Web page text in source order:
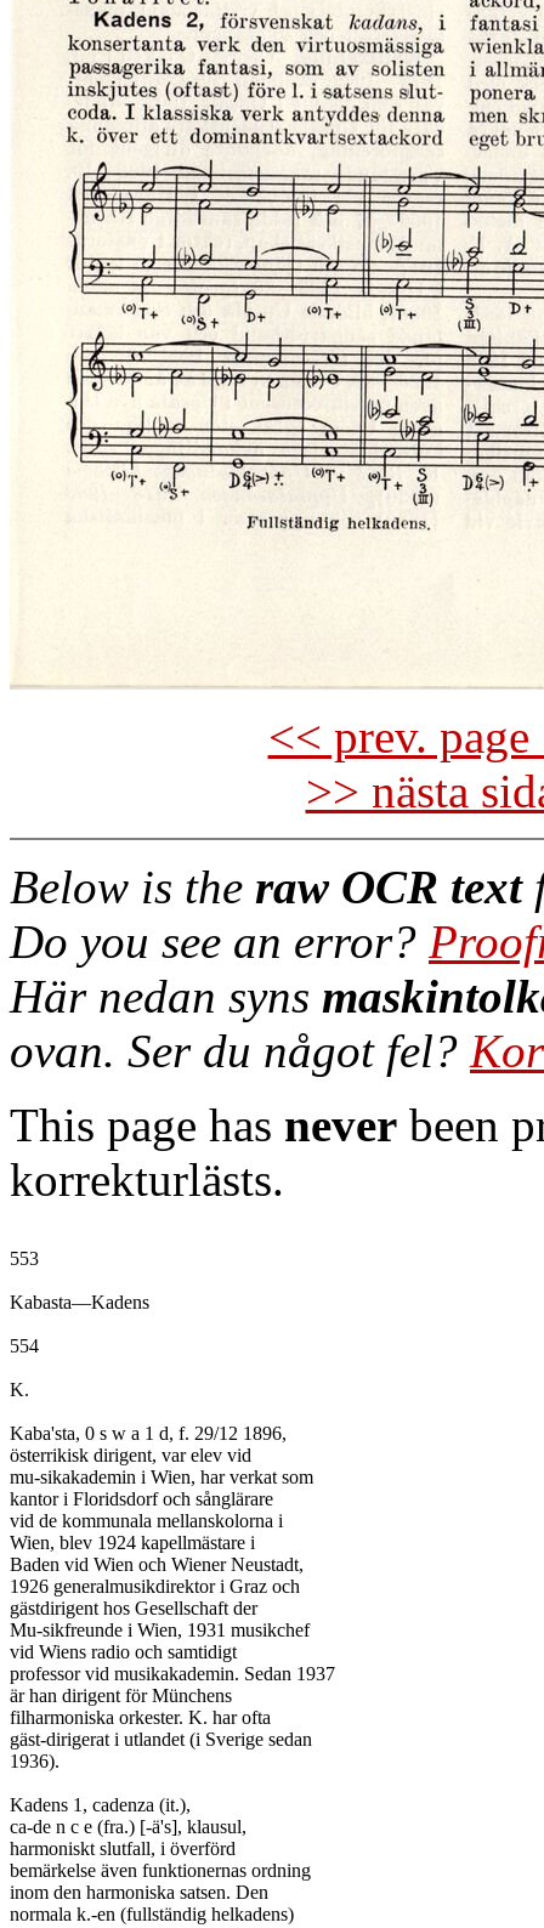
<< prev.
>> nästa
Below is the raw OCR text
Do you see an error?
Här nedan syns
ovan. Ser du något fel?
This page has never been
korrekturlästs.
553
Kabasta—Kadens
554
K.
Kaba'sta, 0 s w a 1 d, f. 29/12 1896,
österrikisk dirigent, var elev vid
mu-sikakademin i Wien, har verkat som
kantor i Floridsdorf och sånglärare
vid de kommunala mellanskolorna i
Wien, blev 1924 kapellmästare i
Baden vid Wien och Wiener Neustadt,
1926 generalmusikdirektor i Graz och
gästdirigent hos Gesellschaft der
Mu-sikfreunde i Wien, 1931 musikchef
vid Wiens radio och samtidigt
professor vid musikakademin. Sedan 1937
är han dirigent för Münchens
filharmoniska orkester. K. har ofta
gäst-dirigerat i utlandet (i Sverige sedan
1936).
Kadens 1, cadenza (it.),
ca-de n c e (fra.) [-ä's], klausul,
harmoniskt slutfall, i överförd
bemärkelse även funktionernas ordning
inom den harmoniska satsen. Den
normala k.-en (fullständig helkadens)